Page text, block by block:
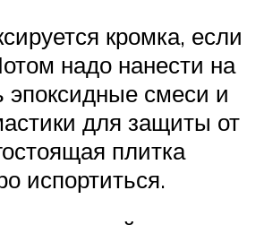
кромка, если
надо нанести на
эпоксидные смеси и
для защиты от
плитка
испортиться.